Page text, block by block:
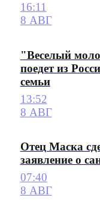
16:11
8 АВГ
"Веселый
поедет из
семьи
13:52
8 АВГ
Отец Маска
заявление о
07:40
8 АВГ